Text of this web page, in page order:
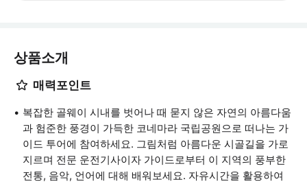
상품소개
매력포인트
복잡한 골웨이 시내를 벗어나 때 묻지 않은 자연의 아름다움
과 험준한 풍경이 가득한 코네마라 국립공원으로 떠나는 가
이드 투어에 참여하세요. 그림처럼 아름다운 시골길을 가로
지르며 전문 운전기사이자 가이드로부터 이 지역의 풍부한
전통, 음악, 언어에 대해 배워보세요. 자유시간을 활용하여